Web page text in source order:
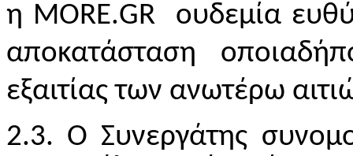
η MORE.GRουδεμία
αποκατάσταση
εξαιτίας των ανωτέρω
2.3. Ο Συνεργάτης